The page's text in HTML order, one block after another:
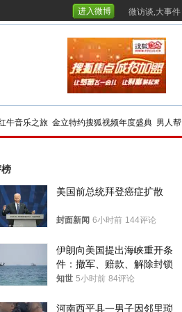
进入微博 微访谈,大事件
牛音乐之旅 金立特约搜狐视频年度盛典 男人帮
美国前总统拜登癌症扩散
封面新闻 6小时前 144评论
伊朗向美国提出海峡重开条
件：撤军、赔款、解除封锁
知世 5小时前 84评论
河南西平县一男子因邻里琐